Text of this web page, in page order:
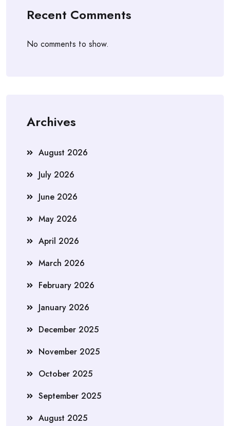
Recent Comments
No comments to show.
Archives
August 2026
July 2026
June 2026
May 2026
April 2026
March 2026
February 2026
January 2026
December 2025
November 2025
October 2025
September 2025
August 2025